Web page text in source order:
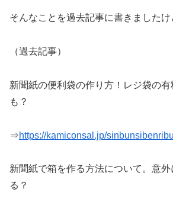
そんなことを過去記事に書きましたけ
（過去記事）
新聞紙の便利袋の作り方！レジ袋の
も？
⇒https://kamiconsal.jp/
新聞紙で箱を作る方法について。意
る？